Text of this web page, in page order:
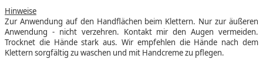
Hinweise
Zur Anwendung auf den Handflächen beim Klettern. Nur zur äußeren
Anwendung - nicht verzehren. Kontakt mir den Augen vermeiden.
Trocknet die Hände stark aus. Wir empfehlen die Hände nach dem
Klettern sorgfältig zu waschen und mit Handcreme zu pflegen.